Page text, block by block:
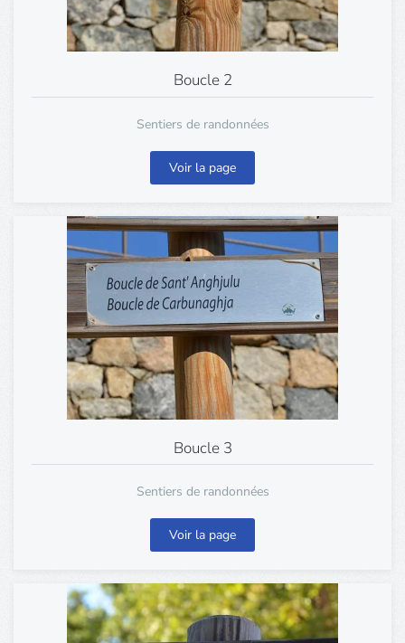
Boucle 2
Sentiers de randonnées
Voir la page
Boucle 3
Sentiers de randonnées
Voir la page